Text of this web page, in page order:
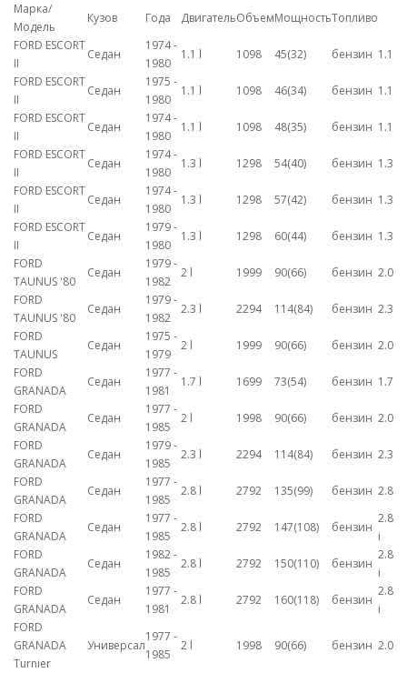
Марка/
Модель
Кузов Года ДвигательОбъемМощностьТопливо
FORD ESCORT
II
Седан
1974 -
1980
1.1 l 1098 45(32) бензин 1.1
FORD ESCORT
II
Седан
1975 -
1980
1.1 l 1098 46(34) бензин 1.1
FORD ESCORT
II
Седан
1974 -
1980
1.1 l 1098 48(35) бензин 1.1
FORD ESCORT
II
Седан
1974 -
1980
1.3 l 1298 54(40) бензин 1.3
FORD ESCORT
II
Седан
1974 -
1980
1.3 l 1298 57(42) бензин 1.3
FORD ESCORT
II
Седан
1979 -
1980
1.3 l 1298 60(44) бензин 1.3
FORD
TAUNUS '80
Седан
1979 -
1982
2 l 1999 90(66) бензин 2.0
FORD
TAUNUS '80
Седан
1979 -
1982
2.3 l 2294 114(84) бензин 2.3
FORD
TAUNUS
Седан
1975 -
1979
2 l 1999 90(66) бензин 2.0
FORD
GRANADA
Седан
1977 -
1981
1.7 l 1699 73(54) бензин 1.7
FORD
GRANADA
Седан
1977 -
1985
2 l 1998 90(66) бензин 2.0
FORD
GRANADA
Седан
1979 -
1985
2.3 l 2294 114(84) бензин 2.3
FORD
GRANADA
Седан
1977 -
1985
2.8 l 2792 135(99) бензин 2.8
FORD
GRANADA
Седан
1977 -
1985
2.8 l 2792 147(108) бензин
2.8
i
FORD
GRANADA
Седан
1982 -
1985
2.8 l 2792 150(110) бензин
2.8
i
FORD
GRANADA
Седан
1977 -
1981
2.8 l 2792 160(118) бензин
2.8
i
FORD
GRANADA
Turnier
Универсал
1977 -
1985
2 l 1998 90(66) бензин 2.0